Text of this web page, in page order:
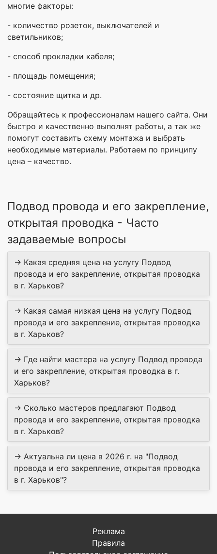
многие факторы:
- количество розеток, выключателей и
светильников;
- способ прокладки кабеля;
- площадь помещения;
- состояние щитка и др.
Обращайтесь к профессионалам нашего сайта. Они
быстро и качественно выполнят работы, а так же
помогут составить схему монтажа и выбрать
необходимые материалы. Работаем по принципу
цена – качество.
Подвод провода и его закрепление,
открытая проводка - Часто
задаваемые вопросы
→ Какая средняя цена на услугу Подвод
провода и его закрепление, открытая проводка
в г. Харьков?
→ Какая самая низкая цена на услугу Подвод
провода и его закрепление, открытая проводка
в г. Харьков?
→ Где найти мастера на услугу Подвод провода
и его закрепление, открытая проводка в г.
Харьков?
→ Сколько мастеров предлагают Подвод
провода и его закрепление, открытая проводка
в г. Харьков?
→ Актуальна ли цена в 2026 г. на "Подвод
провода и его закрепление, открытая проводка
в г. Харьков"?
Реклама
Правила